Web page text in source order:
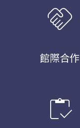
handshake
館際合作
inventory